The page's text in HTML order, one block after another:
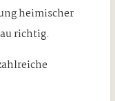
heimischer
richtig.